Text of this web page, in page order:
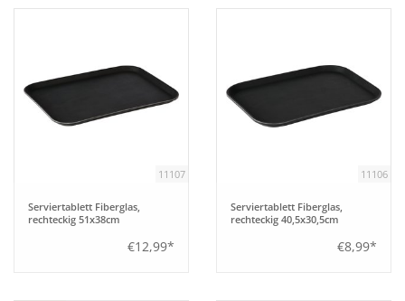
11107
Serviertablett Fiberglas,
rechteckig 51x38cm
€12,99*
11106
Serviertablett Fiberglas,
rechteckig 40,5x30,5cm
€8,99*